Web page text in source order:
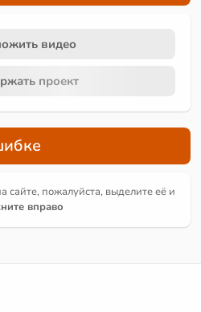
видео
проект
сайте, пожалуйста, выделите её и
вправо